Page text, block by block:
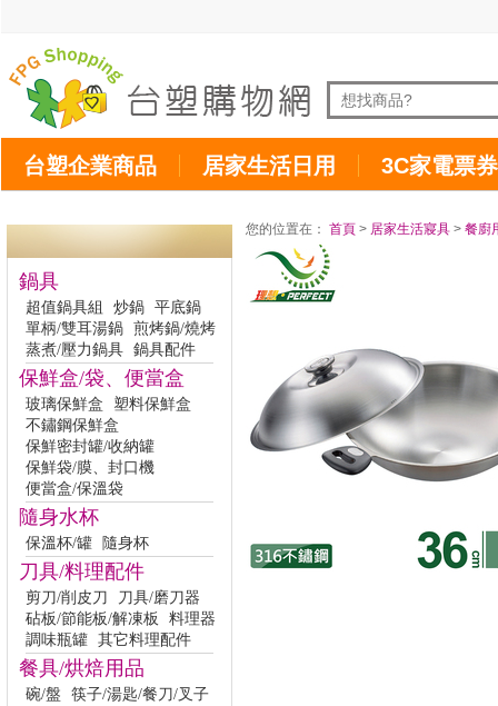
台塑企業商品 居家生活日用 3C家電票券
鍋具
超值鍋具組 炒鍋 平底鍋
單柄/雙耳湯鍋 煎烤鍋/燒烤
蒸煮/壓力鍋具 鍋具配件
保鮮盒/袋、便當盒
玻璃保鮮盒
塑料保鮮盒
不鏽鋼保鮮盒
保鮮密封罐/收納罐
保鮮袋/膜、封口機
便當盒/保溫袋
隨身水杯
保溫杯/罐 隨身杯
刀具/料理配件
剪刀/削皮刀
刀具/磨刀器
砧板/節能板/解凍板
料理器
調味瓶罐 其它料理配件
餐具/烘焙用品
碗/盤
筷子/湯匙/餐刀/叉子
您的位置在： 首頁 > 居家生活寢具 > 餐廚